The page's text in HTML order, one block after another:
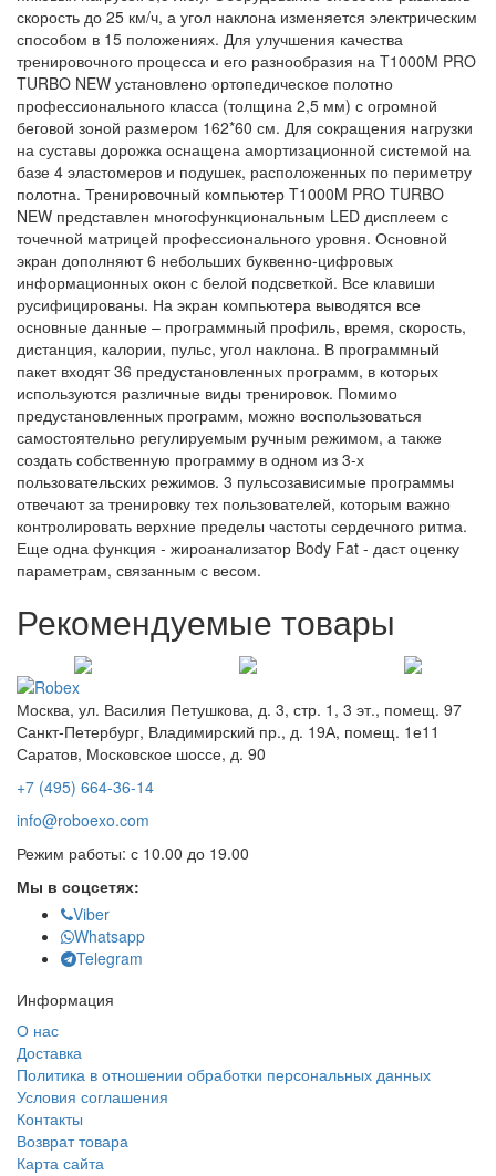
скорость до 25 км/ч, а угол наклона изменяется электрическим
способом в 15 положениях. Для улучшения качества
тренировочного процесса и его разнообразия на T1000M PRO
TURBO NEW установлено ортопедическое полотно
профессионального класса (толщина 2,5 мм) с огромной
беговой зоной размером 162*60 см. Для сокращения нагрузки
на суставы дорожка оснащена амортизационной системой на
базе 4 эластомеров и подушек, расположенных по периметру
полотна. Тренировочный компьютер T1000M PRO TURBO
NEW представлен многофункциональным LED дисплеем с
точечной матрицей профессионального уровня. Основной
экран дополняют 6 небольших буквенно-цифровых
информационных окон с белой подсветкой. Все клавиши
русифицированы. На экран компьютера выводятся все
основные данные – программный профиль, время, скорость,
дистанция, калории, пульс, угол наклона. В программный
пакет входят 36 предустановленных программ, в которых
используются различные виды тренировок. Помимо
предустановленных программ, можно воспользоваться
самостоятельно регулируемым ручным режимом, а также
создать собственную программу в одном из 3-х
пользовательских режимов. 3 пульсозависимые программы
отвечают за тренировку тех пользователей, которым важно
контролировать верхние пределы частоты сердечного ритма.
Еще одна функция - жироанализатор Body Fat - даст оценку
параметрам, связанным с весом.
Рекомендуемые товары
Москва, ул. Василия Петушкова, д. 3, стр. 1, 3 эт., помещ. 97
Санкт-Петербург, Владимирский пр., д. 19А, помещ. 1е11
Саратов, Московское шоссе, д. 90
+7 (495) 664-36-14
info@roboexo.com
Режим работы: с 10.00 до 19.00
Мы в соцсетях:
Viber
Whatsapp
Telegram
Информация
О нас
Доставка
Политика в отношении обработки персональных данных
Условия соглашения
Контакты
Возврат товара
Карта сайта